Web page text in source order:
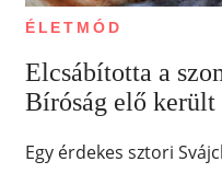
ÉLETMÓD
Elcsábította a
Bíróság elő került
Egy érdekes sztori